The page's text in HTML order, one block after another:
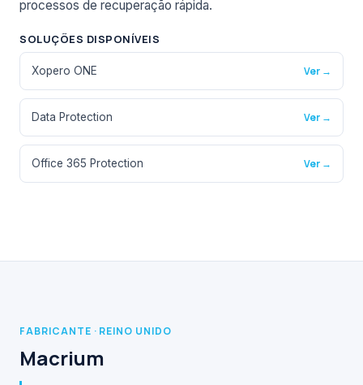
processos de recuperação rápida.
SOLUÇÕES DISPONÍVEIS
Xopero ONE Ver →
Data Protection Ver →
Office 365 Protection Ver →
FABRICANTE · REINO UNIDO
Macrium